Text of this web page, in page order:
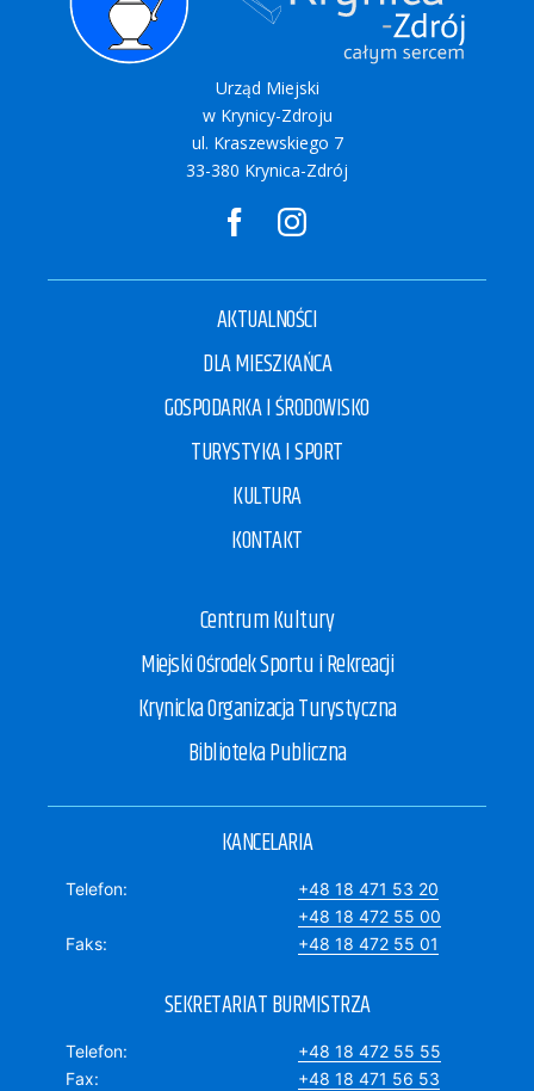
Urząd Miejski
w Krynicy-Zdroju
ul. Kraszewskiego 7
33-380 Krynica-Zdrój
AKTUALNOŚCI
DLA MIESZKAŃCA
GOSPODARKA I ŚRODOWISKO
TURYSTYKA I SPORT
KULTURA
KONTAKT
Centrum Kultury
Miejski Ośrodek Sportu i Rekreacji
Krynicka Organizacja Turystyczna
Biblioteka Publiczna
KANCELARIA
Telefon
+48 18 471 53 20
+48 18 472 55 00
Faks
+48 18 472 55 01
SEKRETARIAT BURMISTRZA
Telefon
+48 18 472 55 55
Fax
+48 18 471 56 53